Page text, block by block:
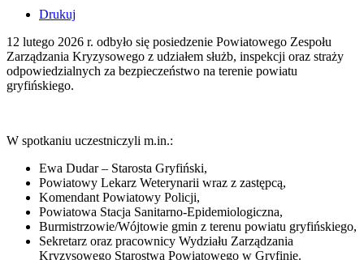
Drukuj
12 lutego 2026 r. odbyło się posiedzenie Powiatowego Zespołu
Zarządzania Kryzysowego z udziałem służb, inspekcji oraz straży
odpowiedzialnych za bezpieczeństwo na terenie powiatu
gryfińskiego.
W spotkaniu uczestniczyli m.in.:
Ewa Dudar – Starosta Gryfiński,
Powiatowy Lekarz Weterynarii wraz z zastępcą,
Komendant Powiatowy Policji,
Powiatowa Stacja Sanitarno-Epidemiologiczna,
Burmistrzowie/Wójtowie gmin z terenu powiatu gryfińskiego,
Sekretarz oraz pracownicy Wydziału Zarządzania
Kryzysowego Starostwa Powiatowego w Gryfinie.